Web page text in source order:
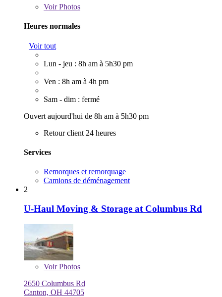
VoirPhotos
Heures normales
Voir tout
Lun - jeu : 8h am à 5h30 pm
Ven : 8h am à 4h pm
Sam - dim : fermé
Ouvert aujourd'hui de 8h am à 5h30 pm
Retour client 24 heures
Services
Remorques et remorquage
Camions de déménagement
2
U-Haul Moving & Storage at Columbus Rd
VoirPhotos
2650 Columbus Rd
Canton, OH 44705